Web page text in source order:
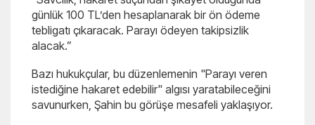
günlük 100 TL’den hesaplanarak bir ön ödeme
tebligatı çıkaracak. Parayı ödeyen takipsizlik
alacak.”
Bazı hukukçular, bu düzenlemenin "Parayı veren
istediğine hakaret edebilir" algısı yaratabileceğini
savunurken, Şahin bu görüşe mesafeli yaklaşıyor.